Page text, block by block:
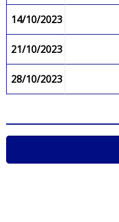
14/10/2023
21/10/2023
28/10/2023